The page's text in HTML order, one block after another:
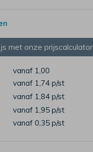
met onze prijscalculator
vanaf 1,00
vanaf 1,74 p/st
vanaf 1,84 p/st
vanaf 1,95 p/st
vanaf 0,35 p/st